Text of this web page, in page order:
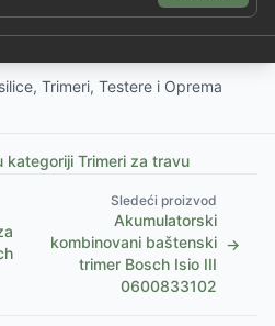
Trimeri, Testere i Oprema
kategoriji Trimeri za travu
Sledeći proizvod
Akumulatorski
kombinovani baštenski
trimer Bosch Isio III
0600833102
→